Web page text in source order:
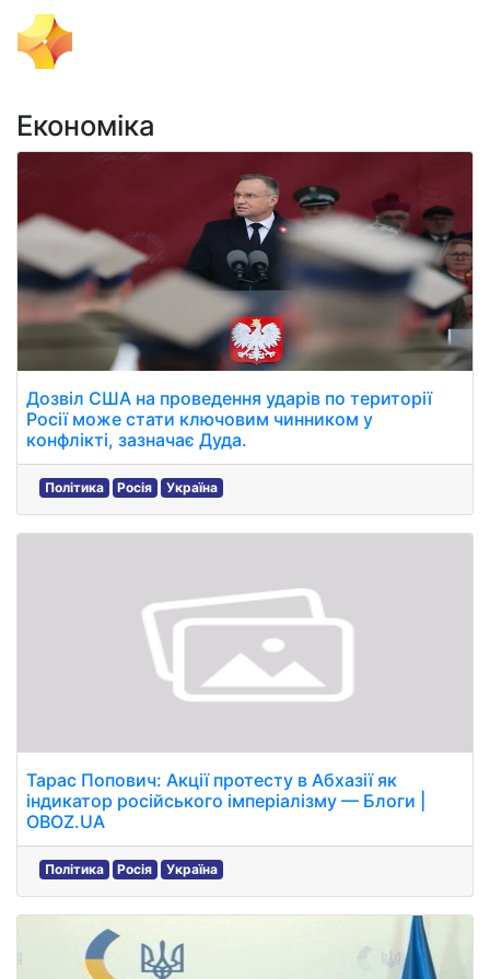
Економіка
Дозвіл США на проведення ударів по території
Росії може стати ключовим чинником у
конфлікті, зазначає Дуда.
Політика Росія Україна
Тарас Попович: Акції протесту в Абхазії як
індикатор російського імперіалізму — Блоги |
OBOZ.UA
Політика Росія Україна